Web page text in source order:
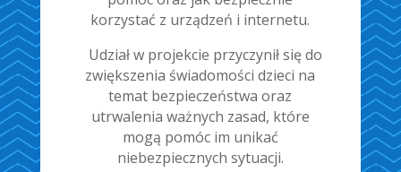
korzystać z urządzeń i internetu.
Udział w projekcie przyczynił się do
zwiększenia świadomości dzieci na
temat bezpieczeństwa oraz
utrwalenia ważnych zasad, które
mogą pomóc im unikać
niebezpiecznych sytuacji.